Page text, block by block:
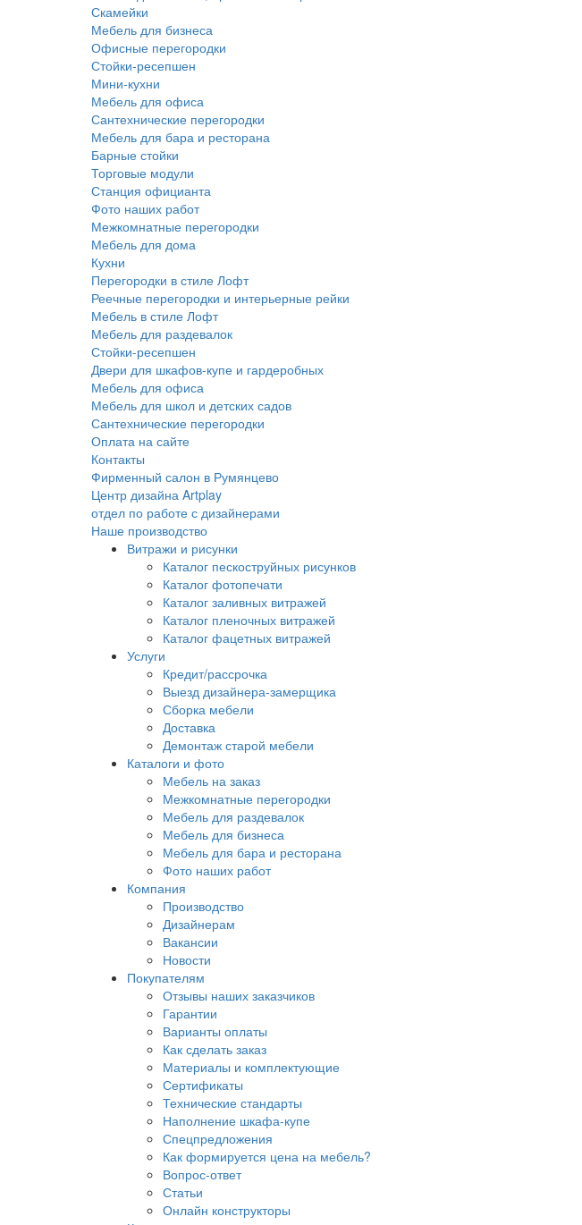
Скамейки
Мебель для бизнеса
Офисные перегородки
Стойки-ресепшен
Мини-кухни
Мебель для офиса
Сантехнические перегородки
Мебель для бара и ресторана
Барные стойки
Торговые модули
Станция официанта
Фото наших работ
Межкомнатные перегородки
Мебель для дома
Кухни
Перегородки в стиле Лофт
Реечные перегородки и интерьерные рейки
Мебель в стиле Лофт
Мебель для раздевалок
Стойки-ресепшен
Двери для шкафов-купе и гардеробных
Мебель для офиса
Мебель для школ и детских садов
Сантехнические перегородки
Оплата на сайте
Контакты
Фирменный салон в Румянцево
Центр дизайна Artplay
отдел по работе с дизайнерами
Наше производство
Витражи и рисунки
Каталог пескоструйных рисунков
Каталог фотопечати
Каталог заливных витражей
Каталог пленочных витражей
Каталог фацетных витражей
Услуги
Кредит/рассрочка
Выезд дизайнера-замерщика
Сборка мебели
Доставка
Демонтаж старой мебели
Каталоги и фото
Мебель на заказ
Межкомнатные перегородки
Мебель для раздевалок
Мебель для бизнеса
Мебель для бара и ресторана
Фото наших работ
Компания
Производство
Дизайнерам
Вакансии
Новости
Покупателям
Отзывы наших заказчиков
Гарантии
Варианты оплаты
Как сделать заказ
Материалы и комплектующие
Сертификаты
Технические стандарты
Наполнение шкафа-купе
Спецпредложения
Как формируется цена на мебель?
Вопрос-ответ
Статьи
Онлайн конструкторы